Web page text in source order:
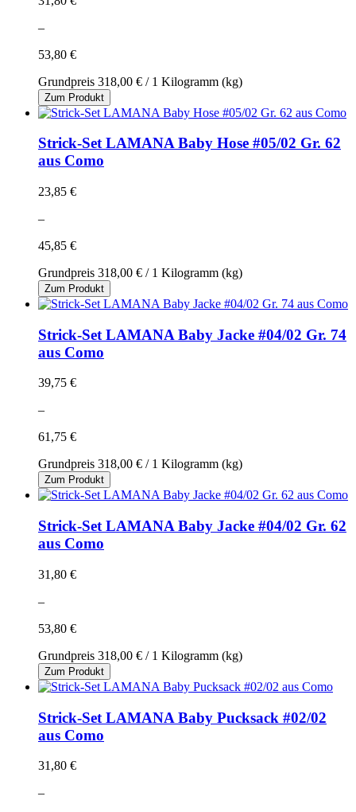
–
53,80 €
Grundpreis 318,00 € / 1 Kilogramm (kg)
Zum Produkt
Strick-Set LAMANA Baby Hose #05/02 Gr. 62
aus Como
23,85 €
–
45,85 €
Grundpreis 318,00 € / 1 Kilogramm (kg)
Zum Produkt
Strick-Set LAMANA Baby Jacke #04/02 Gr. 74
aus Como
39,75 €
–
61,75 €
Grundpreis 318,00 € / 1 Kilogramm (kg)
Zum Produkt
Strick-Set LAMANA Baby Jacke #04/02 Gr. 62
aus Como
31,80 €
–
53,80 €
Grundpreis 318,00 € / 1 Kilogramm (kg)
Zum Produkt
Strick-Set LAMANA Baby Pucksack #02/02
aus Como
31,80 €
–